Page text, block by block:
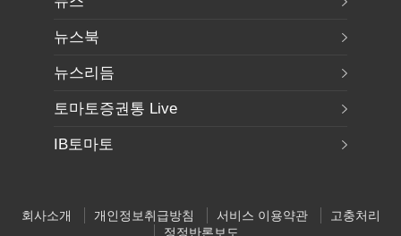
뉴스북
뉴스리듬
토마토증권통 Live
IB토마토
회사소개 개인정보취급방침 서비스 이용약관
고충처리
정정반론보도